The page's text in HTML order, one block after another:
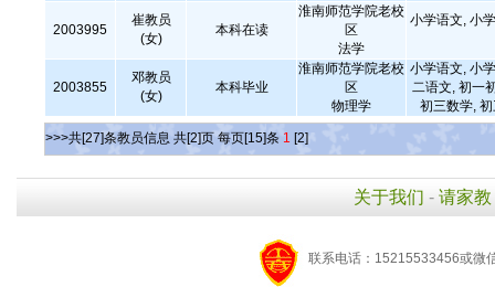
2003995
崔教员
(女)
本科在读
淮南师范学院老校
区
法学
小学语文, 小
2003855
邓教员
(女)
本科毕业
淮南师范学院老校
区
物理学
小学语文, 小
二语文, 初一
初三数学,
>>>共[27]条教员信息 共[2]页 每页[15]条 1 [2]
关于我们 - 请家教
联系电话：15215533456或微